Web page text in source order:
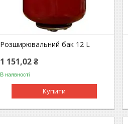
Розширювальний бак 12 L
1 151,02 ₴
В наявності
Купити